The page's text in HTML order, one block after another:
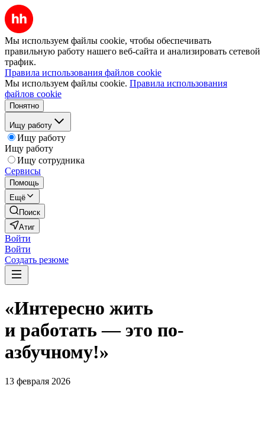
Мы используем файлы cookie, чтобы обеспечивать
правильную работу нашего веб-сайта и анализировать сетевой
трафик.
Правила использования файлов cookie
Мы используем файлы cookie. Правила использования
файлов cookie
Понятно
Ищу работу
Ищу работу
Ищу работу
Ищу сотрудника
Сервисы
Помощь
Ещё
Поиск
Атиг
Войти
Войти
Создать резюме
«Интересно жить
и работать — это по-
азбучному!»
13 февраля 2026